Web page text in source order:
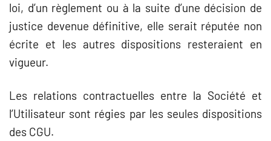
loi, d’un règlement ou à la suite d’une décision de
justice devenue définitive, elle serait réputée non
écrite et les autres dispositions resteraient en
vigueur.
Les relations contractuelles entre la Société et
l’Utilisateur sont régies par les seules dispositions
des CGU.